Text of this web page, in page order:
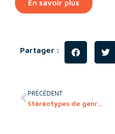
En savoir plus
Partager :
PRÉCÉDENT
Stéréotypes de genre et inégalités professionnelles entre femmes et hommes